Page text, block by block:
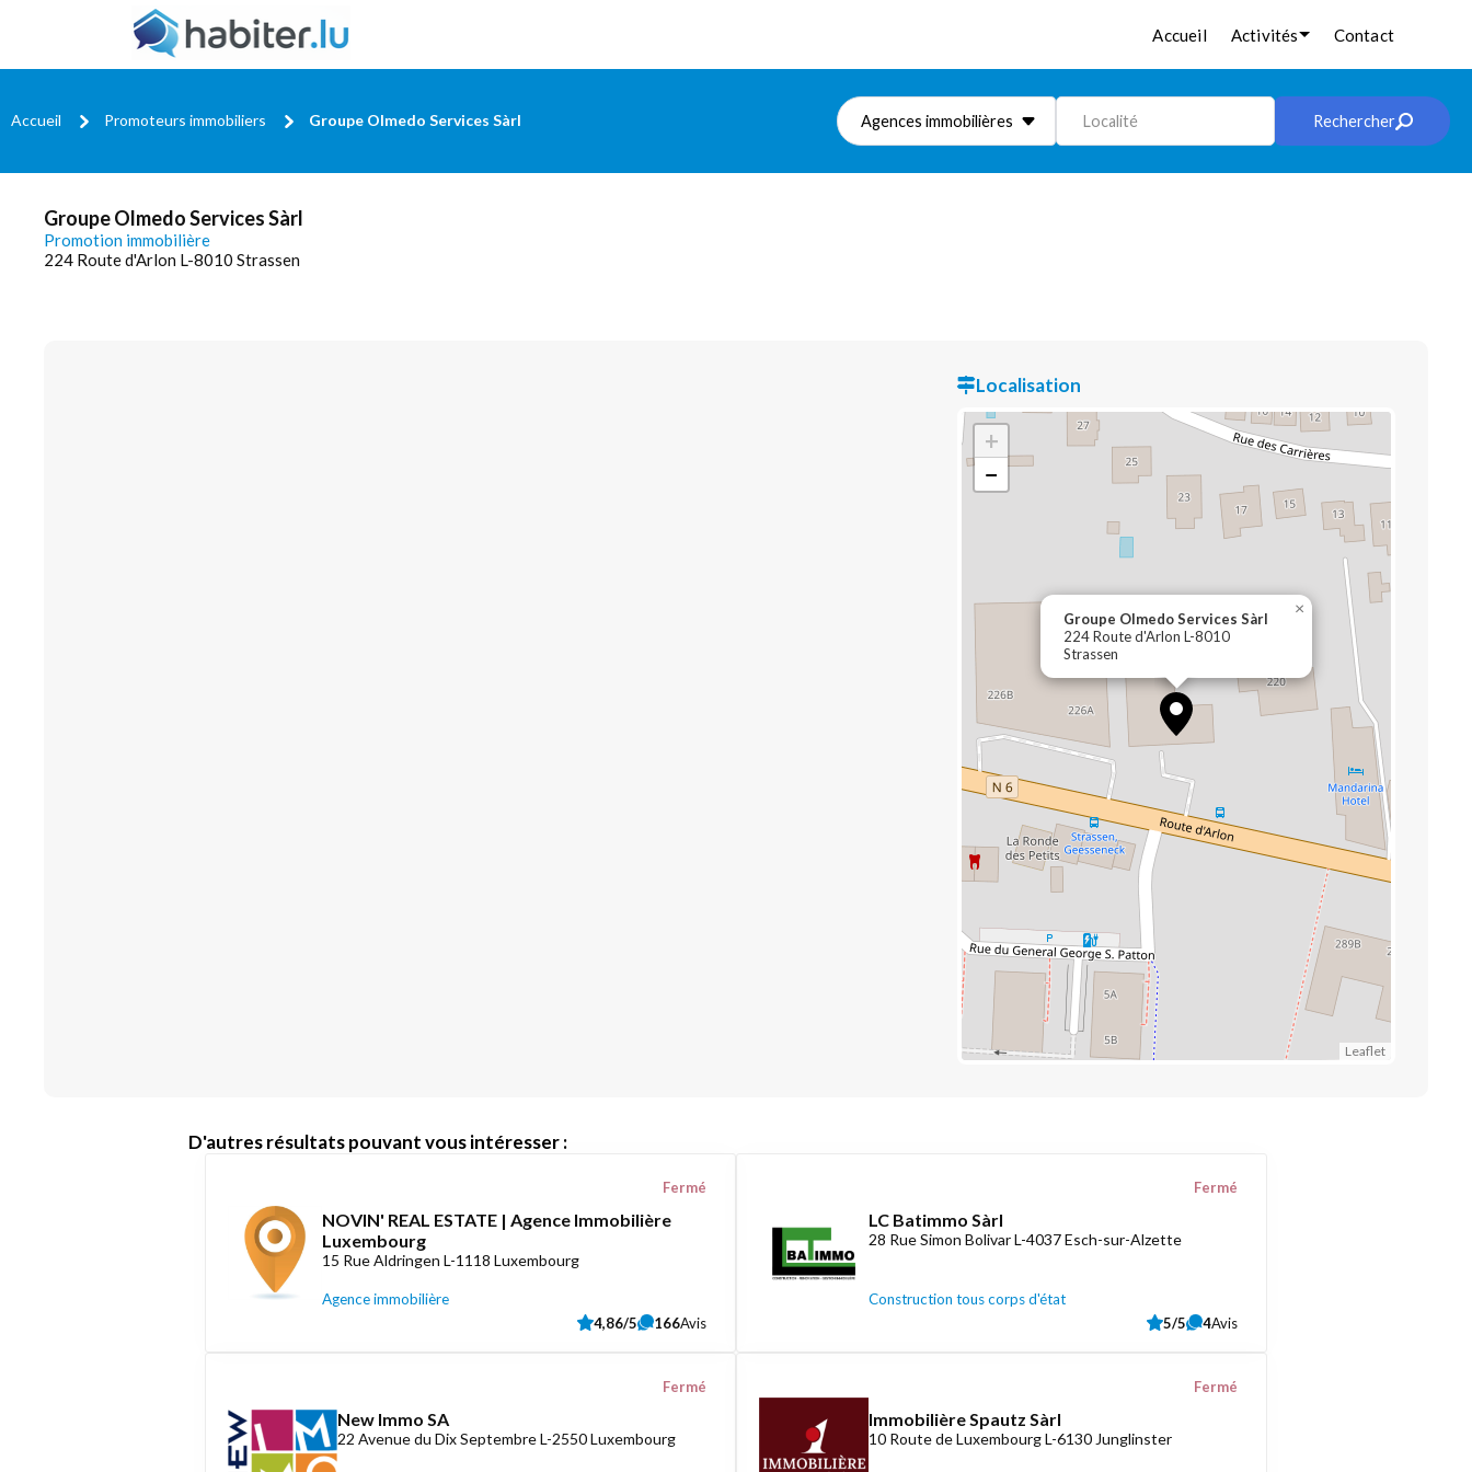
Accueil Activités Contact
Accueil Promoteurs immobiliers Groupe Olmedo Services Sàrl Agences immobilières Localité Rechercher
Groupe Olmedo Services Sàrl
Promotion immobilière
224 Route d'Arlon L-8010 Strassen
Localisation
Groupe Olmedo Services Sàrl
224 Route d'Arlon L-8010
Strassen
×
+
−
Leaflet
D'autres résultats pouvant vous intéresser :
NOVIN' REAL ESTATE | Agence Immobilière
Luxembourg
15 Rue Aldringen L-1118 Luxembourg
Agence immobilière
Fermé
4,86/5 166Avis
LC Batimmo Sàrl
28 Rue Simon Bolivar L-4037 Esch-sur-Alzette
Construction tous corps d'état
Fermé
5/5 4Avis
New Immo SA
22 Avenue du Dix Septembre L-2550 Luxembourg
Fermé
Immobilière Spautz Sàrl
10 Route de Luxembourg L-6130 Junglinster
Fermé